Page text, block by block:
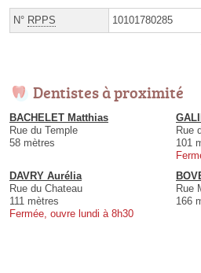
N° RPPS 10101780285
Dentistes à proximité
BACHELET Matthias
Rue du Temple
58 mètres
Rue
101
DAVRY Aurélia
Rue du Chateau
111 mètres
Fermée, ouvre lundi à 8h30
Rue
166